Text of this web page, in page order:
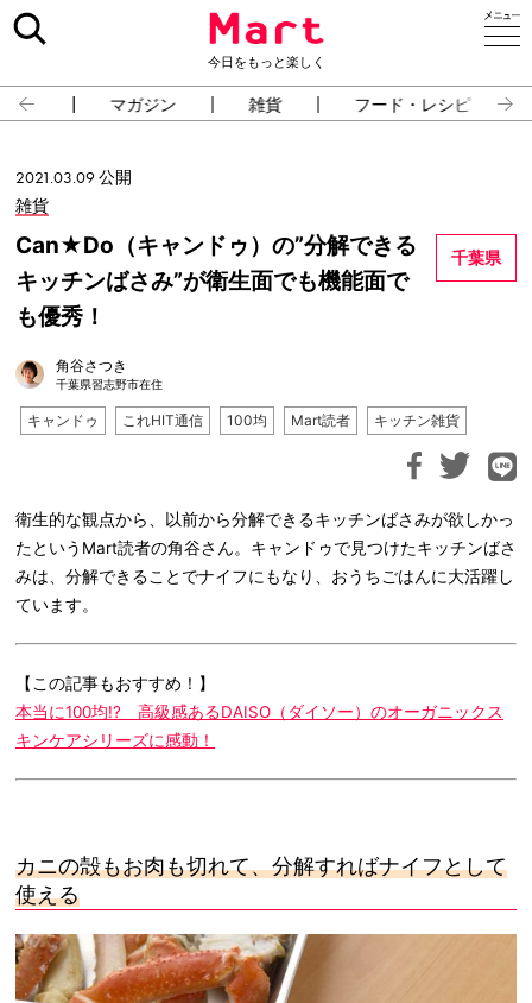
今日をもっと楽しく
占い マガジン 雑貨 フード・レシピ
2021.03.09 公開
雑貨
Can★Do（キャンドゥ）の”分解できる
キッチンばさみ”が衛生面でも機能面で
も優秀！
千葉県
角谷さつき
千葉県習志野市在住
キャンドゥ これHIT通信 100均 Mart読者 キッチン雑貨
衛生的な観点から、以前から分解できるキッチンばさみが欲しかっ
たというMart読者の角谷さん。キャンドゥで見つけたキッチンばさ
みは、分解できることでナイフにもなり、おうちごはんに大活躍し
ています。
【この記事もおすすめ！】
本当に100均!? 高級感あるDAISO（ダイソー）のオーガニックス
キンケアシリーズに感動！
カニの殻もお肉も切れて、分解すればナイフとして
使える